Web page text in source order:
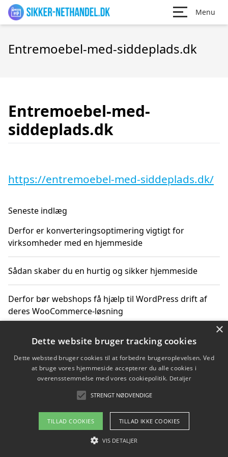
Menu
Entremoebel-med-siddeplads.dk
Entremoebel-med-
siddeplads.dk
https://entremoebel-med-siddeplads.dk/
Seneste indlæg
Derfor er konverteringsoptimering vigtigt for
virksomheder med en hjemmeside
Sådan skaber du en hurtig og sikker hjemmeside
Derfor bør webshops få hjælp til WordPress drift af
deres WooCommerce-løsning
Sikker nethandel gør det lettere at købe barkflis online
Ting du bør vide før du vælger webbureau i Aarhus
Copyright 2026 - Pilanto Aps
Om / kontakt
Blog Betingelser
×
Dette website bruger tracking cookies
Dette websted bruger cookies til at forbedre brugeroplevelsen. Ved
at bruge vores hjemmeside accepterer du alle cookies i
overensstemmelse med vores cookiepolitik. Detaljer
STRENGT NØDVENDIGE
TILLAD COOKIES TILLAD IKKE COOKIES
VIS DETALJER